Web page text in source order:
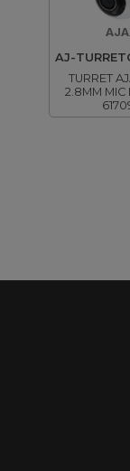
AJ-
TURRET
2.8MM MIC